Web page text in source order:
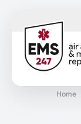
Home